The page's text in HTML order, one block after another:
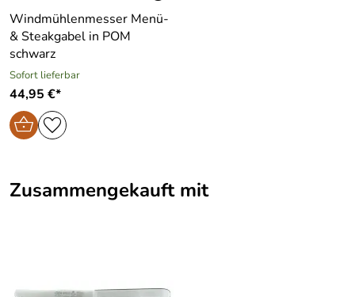
Windmühlenmesser Menü-
& Steakgabel in POM
schwarz
Sofort lieferbar
44,95 €*
Zusammengekauft mit